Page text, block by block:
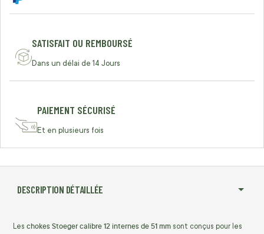
SATISFAIT OU REMBOURSÉ
Dans un délai de 14 Jours
PAIEMENT SÉCURISÉ
Et en plusieurs fois
DESCRIPTION DÉTAILLÉE
Les chokes Stoeger calibre 12 internes de 51 mm sont conçus pour les